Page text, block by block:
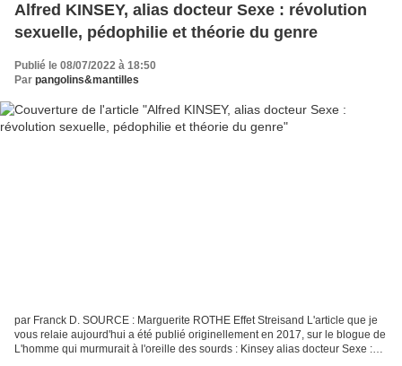
Alfred KINSEY, alias docteur Sexe : révolution
sexuelle, pédophilie et théorie du genre
Publié le 08/07/2022 à 18:50
Par pangolins&mantilles
par Franck D. SOURCE : Marguerite ROTHE Effet Streisand L'article que je
vous relaie aujourd'hui a été publié originellement en 2017, sur le blogue de
L'homme qui murmurait à l'oreille des sourds : Kinsey alias docteur Sexe :